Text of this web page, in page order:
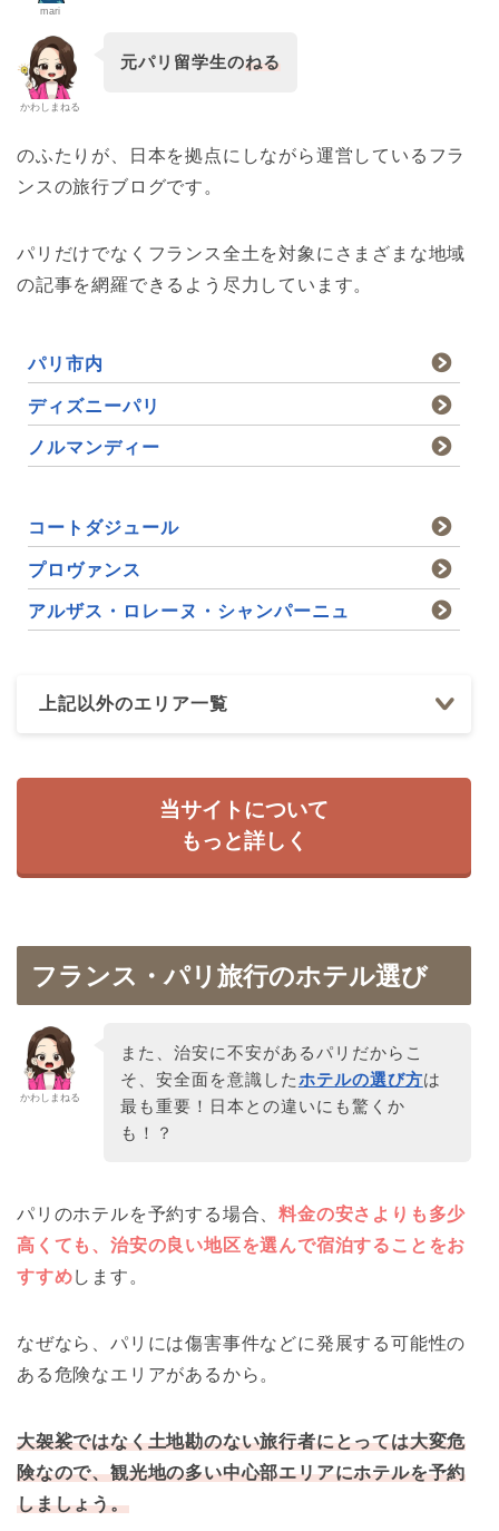
mari
かわしまねる
元パリ留学生のねる
のふたりが、日本を拠点にしながら運営しているフラ
ンスの旅行ブログです。
パリだけでなくフランス全土を対象にさまざまな地域
の記事を網羅できるよう尽力しています。
パリ市内
ディズニーパリ
ノルマンディー
コートダジュール
プロヴァンス
アルザス・ロレーヌ・シャンパーニュ
上記以外のエリア一覧
当サイトについて
もっと詳しく
フランス・パリ旅行のホテル選び
かわしまねる
また、治安に不安があるパリだからこ
そ、安全面を意識したホテルの選び方は
最も重要！日本との違いにも驚くか
も！？
パリのホテルを予約する場合、料金の安さよりも多少
高くても、治安の良い地区を選んで宿泊することをお
すすめします。
なぜなら、パリには傷害事件などに発展する可能性の
ある危険なエリアがあるから。
大袈裟ではなく土地勘のない旅行者にとっては大変危
険なので、観光地の多い中心部エリアにホテルを予約
しましょう。